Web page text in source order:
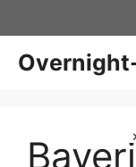
Inhalt
springen